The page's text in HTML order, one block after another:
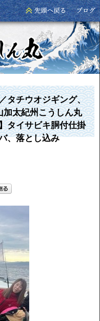
タチウオジギング、
太紀州こうしん丸
イサビキ胴付仕掛
、落とし込み